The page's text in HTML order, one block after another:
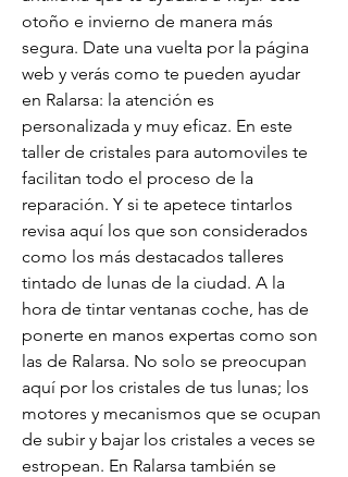
otoño e invierno de manera más
segura. Date una vuelta por la página
web y verás como te pueden ayudar
en Ralarsa: la atención es
personalizada y muy eficaz. En este
taller de cristales para automoviles te
facilitan todo el proceso de la
reparación. Y si te apetece tintarlos
revisa aquí los que son considerados
como los más destacados talleres
tintado de lunas de la ciudad. A la
hora de tintar ventanas coche, has de
ponerte en manos expertas como son
las de Ralarsa. No solo se preocupan
aquí por los cristales de tus lunas; los
motores y mecanismos que se ocupan
de subir y bajar los cristales a veces se
estropean. En Ralarsa también se